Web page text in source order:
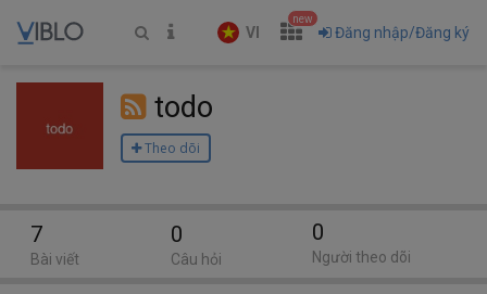
VI
new
Đăng nhập/Đăng ký
todo
Theo dõi
7
Bài viết
0
Câu hỏi
0
Người theo dõi